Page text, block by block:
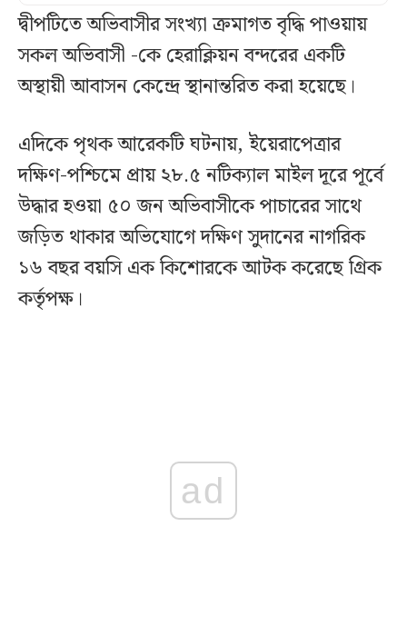
দ্বীপটিতে অভিবাসীর সংখ্যা ক্রমাগত বৃদ্ধি পাওয়ায়
সকল অভিবাসী -কে হেরাক্লিয়ন বন্দরের একটি
অস্থায়ী আবাসন কেন্দ্রে স্থানান্তরিত করা হয়েছে।
এদিকে পৃথক আরেকটি ঘটনায়, ইয়েরাপেত্রার
দক্ষিণ-পশ্চিমে প্রায় ২৮.৫ নটিক্যাল মাইল দূরে পূর্বে
উদ্ধার হওয়া ৫০ জন অভিবাসীকে পাচারের সাথে
জড়িত থাকার অভিযোগে দক্ষিণ সুদানের নাগরিক
১৬ বছর বয়সি এক কিশোরকে আটক করেছে গ্রিক
কর্তৃপক্ষ।
ad